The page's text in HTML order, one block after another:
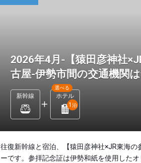
2026年4月-【猿田彦神社
古屋-伊勢市間の交通機関
新幹線 ホテル
選べる
1 泊
往復新幹線と宿泊、【猿田彦神社×JR東海
ーです。参拝記念証は伊勢和紙を使用したオ